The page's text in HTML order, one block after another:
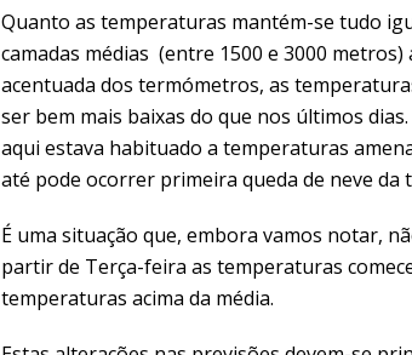
Quanto as temperaturas mantém-se tudo
camadas médias (entre 1500 e 3000
acentuada dos termómetros, as
ser bem mais baixas do que nos últimos
aqui estava habituado a temperaturas
até pode ocorrer primeira queda de neve da
É uma situação que, embora vamos notar,
partir de Terça-feira as temperaturas
temperaturas acima da média.